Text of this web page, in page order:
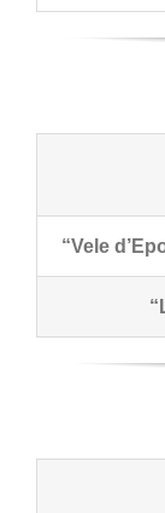
“Vele